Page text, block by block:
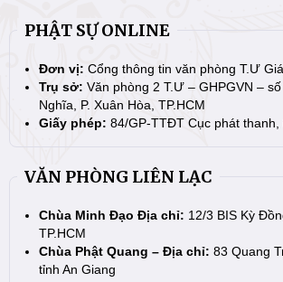
PHẬT SỰ ONLINE
Đơn vị: Cổng thông tin văn phòng T.Ư
Trụ sở: Văn phòng 2 T.Ư – GHPGVN –
Nghĩa, P. Xuân Hòa, TP.HCM
Giấy phép: 84/GP-TTĐT Cục phát thanh,
VĂN PHÒNG LIÊN LẠC
Chùa Minh Đạo Địa chỉ: 12/3 BIS Kỳ
TP.HCM
Chùa Phật Quang – Địa chỉ: 83 Quang
tỉnh An Giang